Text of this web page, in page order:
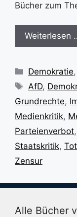
Bücher zum
Weiterlesen
Kategorien
Demokratie,
AfD,
Grundrechte,
Medienkritik,
Parteienverbot,
Staatskritik,
Zensur
Alle Bücher